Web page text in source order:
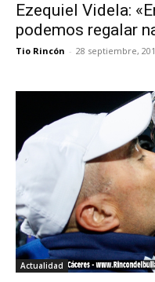
Ezequiel Videla:
podemos regalar
Tio Rincón - 28 septiembre,
Actualidad